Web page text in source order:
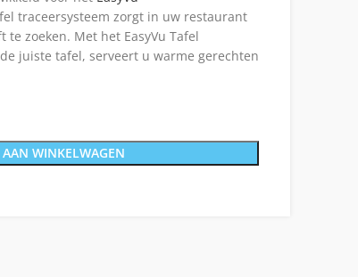
traceersysteem zorgt in uw restaurant
zoeken. Met het EasyVu Tafel
juiste tafel, serveert u warme gerechten
WINKELWAGEN